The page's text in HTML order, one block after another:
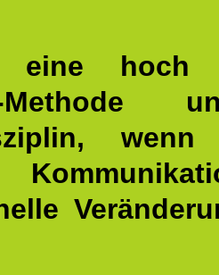
hoch
Methode